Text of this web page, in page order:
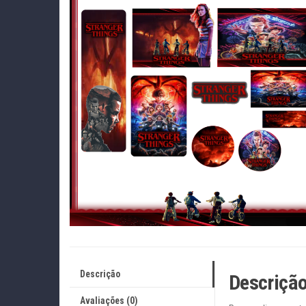
Descrição
Avaliações (0)